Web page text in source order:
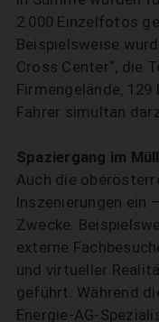
2.000 Einzelfotos
Beispielsweise
Cross Center“, die
Firmengelände,
Fahrer simultan
Spaziergang im
Auch die
Inszenierungen ein
Zwecke.
externe
und virtueller
geführt. Während
Energie-AG-